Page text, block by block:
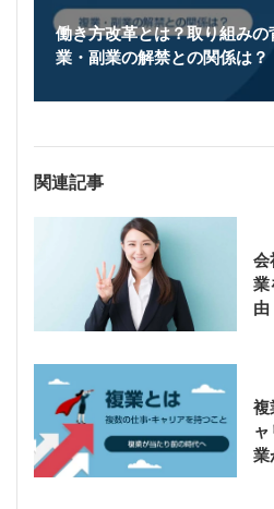
働き方改革とは？取り組み
業・副業の解禁との関係は？
関連記事
会
業
由
複
業